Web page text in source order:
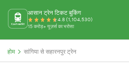
आसान ट्रेन टिकट बुकिंग
4.8 (1,104,530)
15 करोड़+ यूज़र्स का भरोसा
होम सांगिया से सहारनपुर ट्रेन